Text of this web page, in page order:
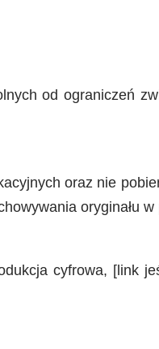
od ograniczeń
oraz nie
oryginału
cyfrowa, [link